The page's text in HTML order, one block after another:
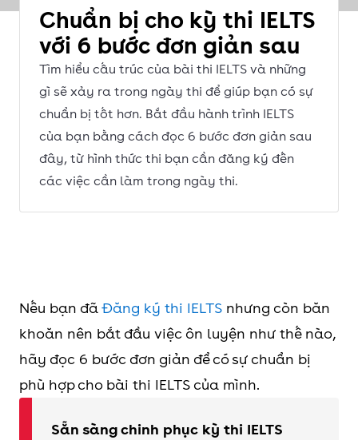
Chuẩn bị cho kỳ thi IELTS
với 6 bước đơn giản sau
Tìm hiểu cấu trúc của bài thi IELTS và những
gì sẽ xảy ra trong ngày thi để giúp bạn có sự
chuẩn bị tốt hơn. Bắt đầu hành trình IELTS
của bạn bằng cách đọc 6 bước đơn giản sau
đây, từ hình thức thi bạn cần đăng ký đến
các việc cần làm trong ngày thi.
Nếu bạn đãĐăng ký thi IELTS nhưng còn băn
khoăn nên bắt đầu việc ôn luyện như thế nào,
hãy đọc 6 bước đơn giản để có sự chuẩn bị
phù hợp cho bài thi IELTS của mình.
Sẵn sàng chinh phục kỳ thi IELTS